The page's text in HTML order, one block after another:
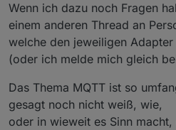
MQTT Client/Server
mit einem mqtt-Broker zu
states, die sonst im
oder auftauchen müssen.
zu klären. Ansonsten mit
jedes einzelne topic zu
(glaube mit Wildcards
aber weiß ich nicht
jemand der von
wollte und an einen
wollte und dafür ist der
ungeeignet. Ich schau
finde.
Habe ihn gefunden:
https://
zigbee2mqtt-setup/
Wenn ich dazu noch Fragen
einem anderen Thread an
welche den jeweiligen
(oder ich melde mich gleich
Das Thema MQTT ist so
gesagt noch nicht weiß, wie,
oder in wieweit es Sinn